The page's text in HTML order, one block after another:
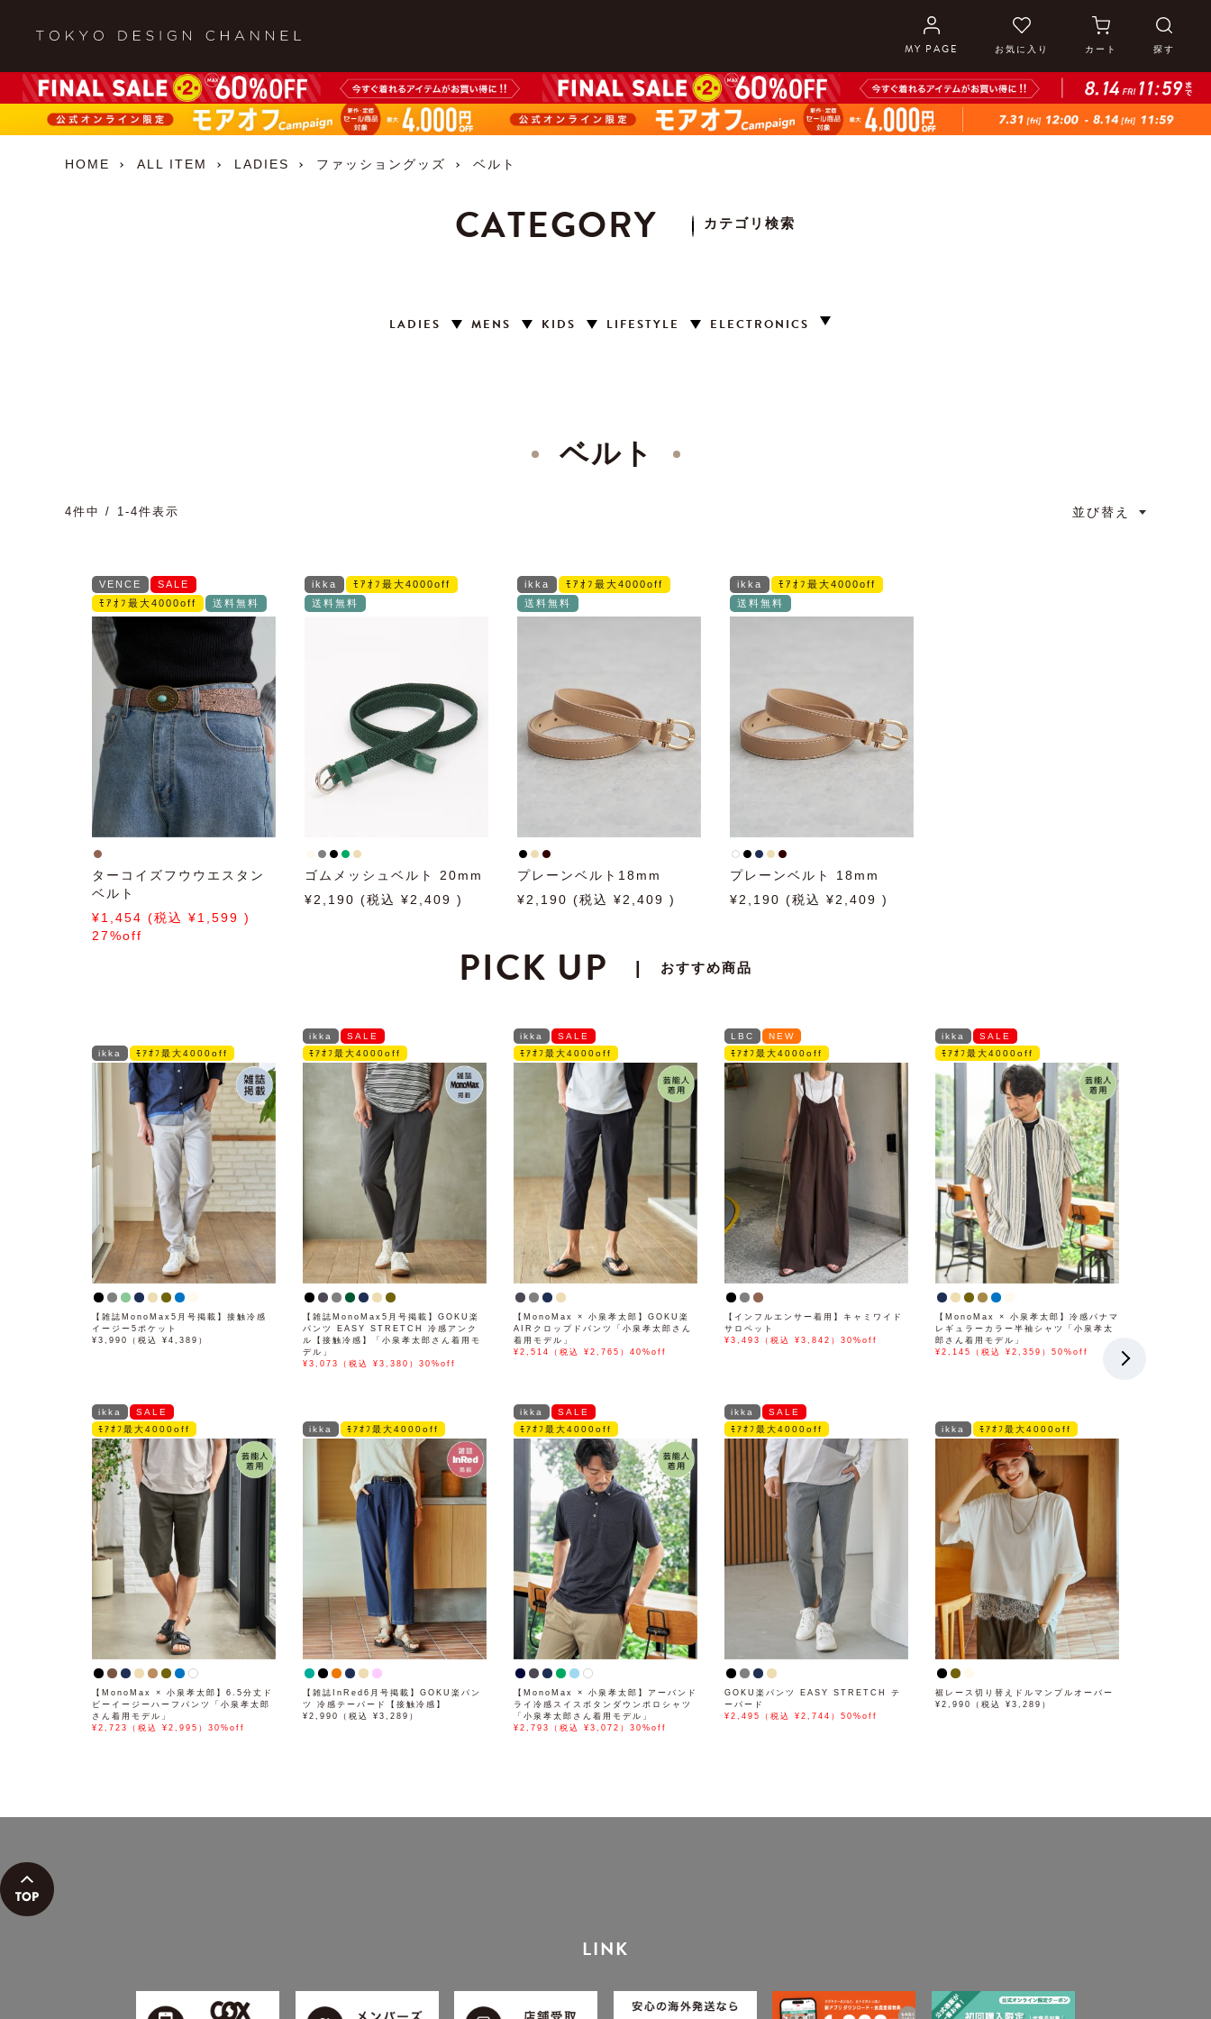
MY PAGE お気に入り カート 探す
HOME ALL ITEM LADIES ファッショングッズ ベルト
CATEGORY カテゴリ検索
LADIES MENS KIDS LIFESTYLE ELECTRONICS
ベルト
並び替え
4件中 1-4件表示
VENCE
SALE
ﾓｱｵﾌ最大4000off
送料無料
ターコイズフウウエスタン
ベルト
1,454
1,599
27%off
ikka
ﾓｱｵﾌ最大4000off
送料無料
ゴムメッシュベルト 20mm
2,190
2,409
ikka
ﾓｱｵﾌ最大4000off
送料無料
プレーンベルト18mm
2,190
2,409
ikka
ﾓｱｵﾌ最大4000off
送料無料
プレーンベルト 18mm
2,190
2,409
PICK UP おすすめ商品
ikka ﾓｱｵﾌ最大4000off
【雑誌MonoMax5月号掲載】接触冷感
イージー5ポケット
¥3,990（税込 ¥4,389）
ikka
SALE
ﾓｱｵﾌ最大4000off
【雑誌MonoMax5月号掲載】GOKU楽
パンツ EASY STRETCH 冷感アンク
ル【接触冷感】「小泉孝太郎さん着用モ
デル」
¥3,073（税込 ¥3,380）30%off
ikka
SALE
ﾓｱｵﾌ最大4000off
【MonoMax × 小泉孝太郎】GOKU楽
AIRクロップドパンツ「小泉孝太郎さん
着用モデル」
¥2,514（税込 ¥2,765）40%off
LBC
NEW
ﾓｱｵﾌ最大4000off
【インフルエンサー着用】キャミワイド
サロペット
¥3,493（税込 ¥3,842）30%off
ikka
SALE
ﾓｱｵﾌ最大4000off
【MonoMax × 小泉孝太郎】冷感パナマ
レギュラーカラー半袖シャツ「小泉孝太
郎さん着用モデル」
¥2,145（税込 ¥2,359）50%off
ikka
SALE
ﾓｱｵﾌ最大4000off
【MonoMax × 小泉孝太郎】6.5分丈ド
ビーイージーハーフパンツ「小泉孝太郎
さん着用モデル」
¥2,723（税込 ¥2,995）30%off
ikka ﾓｱｵﾌ最大4000off
【雑誌InRed6月号掲載】GOKU楽パン
ツ 冷感テーパード【接触冷感】
¥2,990（税込 ¥3,289）
ikka
SALE
ﾓｱｵﾌ最大4000off
【MonoMax × 小泉孝太郎】アーバンド
ライ冷感スイスボタンダウンポロシャツ
「小泉孝太郎さん着用モデル」
¥2,793（税込 ¥3,072）30%off
ikka
SALE
ﾓｱｵﾌ最大4000off
GOKU楽パンツ EASY STRETCH テ
ーパード
¥2,495（税込 ¥2,744）50%off
ikka ﾓｱｵﾌ最大4000off
裾レース切り替えドルマンプルオーバー
¥2,990（税込 ¥3,289）
LINK